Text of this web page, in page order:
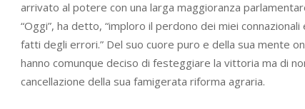
arrivato al potere con una larga maggioranza
“Oggi”, ha detto, “imploro il perdono dei miei
fatti degli errori.” Del suo cuore puro e della sua mente
hanno comunque deciso di festeggiare la vittoria ma di
cancellazione della sua famigerata riforma agraria.